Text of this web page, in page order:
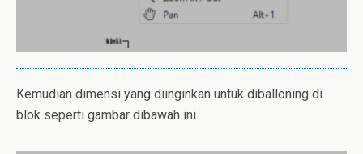
Kemudian dimensi yang diinginkan untuk diballoning di
blok seperti gambar dibawah ini.